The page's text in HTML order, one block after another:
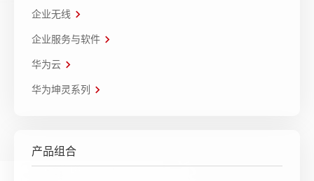
企业无线
企业服务与软件
华为云
华为坤灵系列
产品组合